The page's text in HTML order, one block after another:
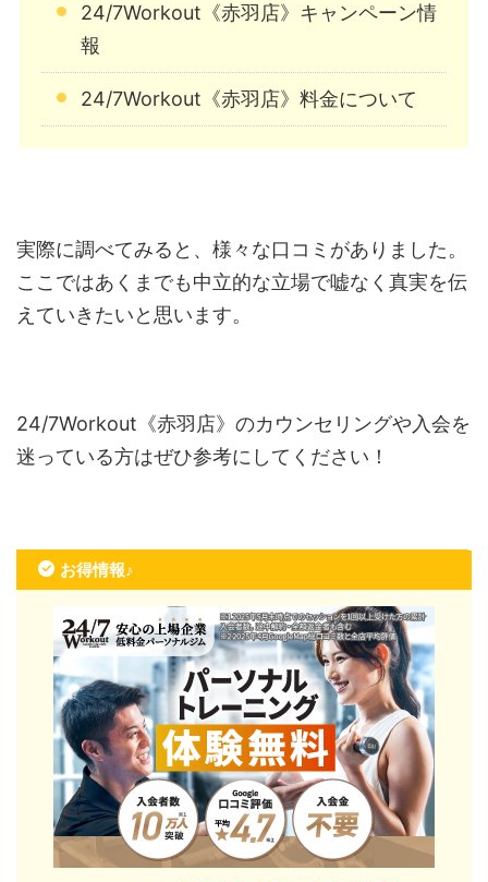
24/7Workout《赤羽店》キャンペーン情
報
24/7Workout《赤羽店》料金について
実際に調べてみると、様々な口コミがありました。
ここではあくまでも中立的な立場で嘘なく真実を伝
えていきたいと思います。
24/7Workout《赤羽店》のカウンセリングや入会を
迷っている方はぜひ参考にしてください！
お得情報♪